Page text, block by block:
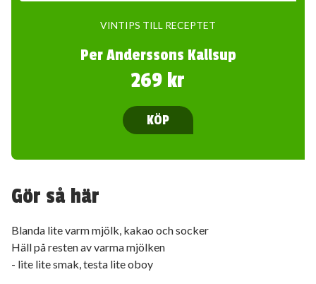
VINTIPS TILL RECEPTET
Per Anderssons Kallsup
269 kr
KÖP
Gör så här
Blanda lite varm mjölk, kakao och socker
Häll på resten av varma mjölken
- lite lite smak, testa lite oboy